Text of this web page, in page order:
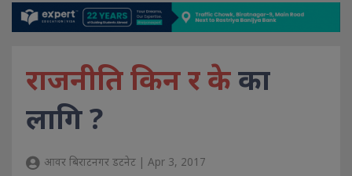
राजनीति किन र केका
लागि ?
आवर बिराटनगर डटनेट | Apr 3, 2017